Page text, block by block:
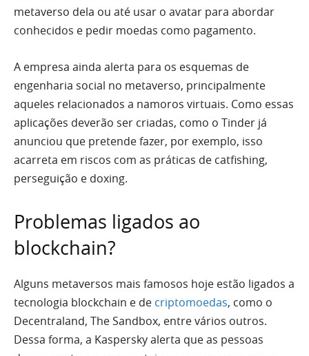
metaverso dela ou até usar o avatar para abordar
conhecidos e pedir moedas como pagamento.
A empresa ainda alerta para os esquemas de
engenharia social no metaverso, principalmente
aqueles relacionados a namoros virtuais. Como essas
aplicações deverão ser criadas, como o Tinder já
anunciou que pretende fazer, por exemplo, isso
acarreta em riscos com as práticas de catfishing,
perseguição e doxing.
Problemas ligados ao
blockchain?
Alguns metaversos mais famosos hoje estão ligados a
tecnologia blockchain e de criptomoedas, como o
Decentraland, The Sandbox, entre vários outros.
Dessa forma, a Kaspersky alerta que as pessoas